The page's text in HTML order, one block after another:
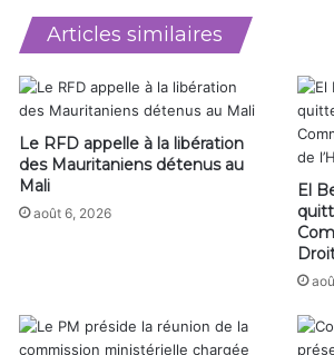
Articles similaires
Le RFD appelle à la libération
des Mauritaniens détenus au
Mali
août 6, 2026
El